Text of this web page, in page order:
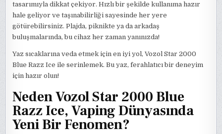
tasarımıyla dikkat çekiyor. Hızlı bir şekilde kullanıma hazır
hale geliyor ve taşınabilirliği sayesinde her yere
götürebilirsiniz. Plajda, piknikte ya da arkadaş
buluşmalarında, bu cihaz her zaman yanınızda!
Yaz sıcaklarına veda etmek için en iyi yol, Vozol Star 2000
Blue Razz Ice ile serinlemek. Bu yaz, ferahlatıcı bir deneyim
için hazır olun!
Neden Vozol Star 2000 Blue
Razz Ice, Vaping Dünyasında
Yeni Bir Fenomen?